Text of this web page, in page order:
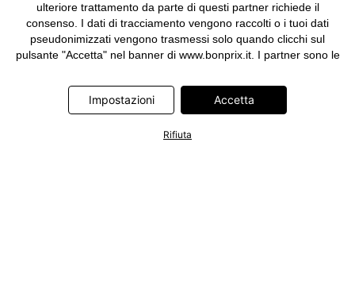
ulteriore trattamento da parte di questi partner richiede il
consenso. I dati di tracciamento vengono raccolti o i tuoi dati
pseudonimizzati vengono trasmessi solo quando clicchi sul
pulsante "Accetta" nel banner di www.bonprix.it. I partner sono le
Limited, Hurra Communications GmbH, ID5 Technology Ltd,
Meta Platforms Ireland Limited, Microsoft Ireland Operations
Limited, Pinterest Europe Limited, RTB-House GmbH, TikTok
Information Technologies UK Limited. Ulteriori informazioni sul
Impostazioni Accetta
Rifiuta